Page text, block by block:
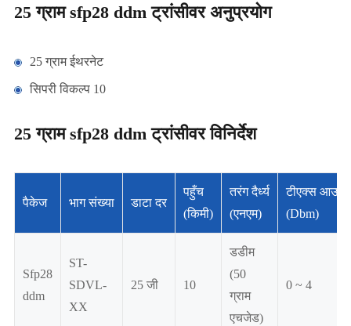
25 ग्राम sfp28 ddm ट्रांसीवर अनुप्रयोग
25 ग्राम ईथरनेट
सिपरी विकल्प 10
25 ग्राम sfp28 ddm ट्रांसीवर विनिर्देश
पैकेज भाग संख्या डाटा दर
पहुँच
(किमी)
तरंग दैर्ध्य
(एनएम)
टीएक्स
(Dbm)
Sfp28
ddm
ST-
SDVL-
XX
25 जी 10
डडीम
(50
ग्राम
एचजेड)
0 ~ 4